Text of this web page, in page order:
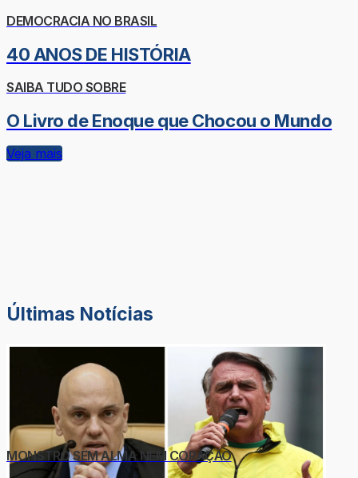
DEMOCRACIA NO BRASIL
40 ANOS DE HISTÓRIA
SAIBA TUDO SOBRE
O Livro de Enoque que Chocou o Mundo
Veja mais
Últimas Notícias
MONSTRO SEM ALMA NEM CORAÇÃO